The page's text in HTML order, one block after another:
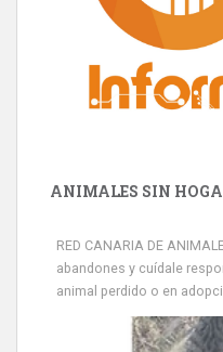
ANIMALES SIN
RED CANARIA DE
abandones y cuídale
animal perdido o en